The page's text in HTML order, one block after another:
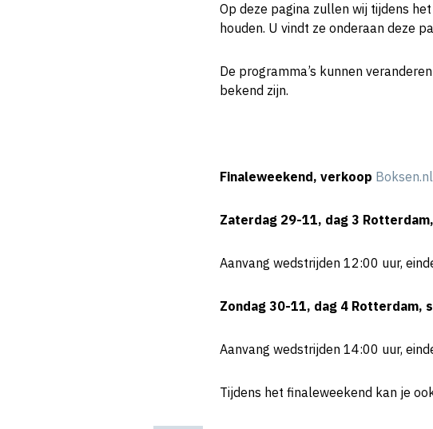
Op deze pagina zullen wij tijdens
houden. U vindt ze onderaan deze
De programma’s kunnen
bekend zijn.
Finaleweekend, verkoop
Zaterdag 29-11, dag 3
Aanvang wedstrijden 12:00 uur,
Zondag 30-11, dag 4 Rotterdam,
Aanvang wedstrijden 14:00 uur,
Tijdens het finaleweekend kan je